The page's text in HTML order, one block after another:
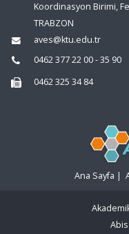
Koordinasyon Birimi,
TRABZON
aves@ktu.edu.tr
0462 377 22 00 - 35 90
0462 325 34 84
Ana Sayfa |